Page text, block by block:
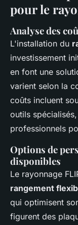
pour le
Analyse des
L'installation du
investissement
en font une
varient selon la
coûts incluent
outils
professionnels
Options de
disponibles
Le rayonnage
rangement
qui optimisent
figurent des